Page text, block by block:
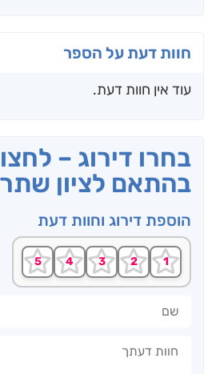
חוות דעת על הספר
עוד אין חוות דעת.
בחרו דירוג –
בהתאם לציון
הוספת דירוג וחוות דעת